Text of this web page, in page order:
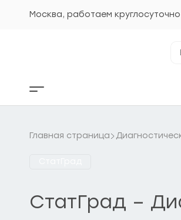
Москва, работаем круглосуточно
Кнопка
бокового
Главная страница
СтатГрад –